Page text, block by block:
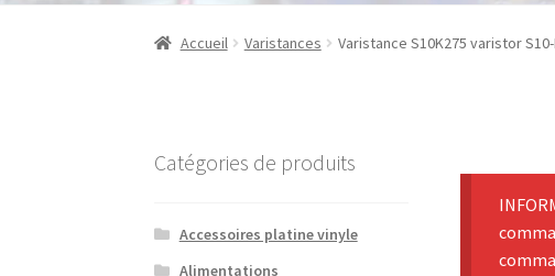
Accueil Varistances Varistance S10K275 varistor
Catégories de produits
Accessoires platine vinyle
Alimentations